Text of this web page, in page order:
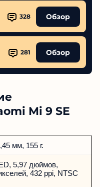
328 Обзор
281 Обзор
Mi 9 SE
мм, 155 г.
5,97 дюймов,
432 ppi, NTSC